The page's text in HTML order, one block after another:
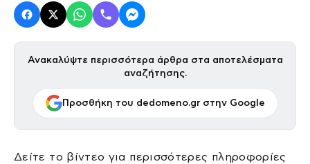
Ανακαλύψτε περισσότερα άρθρα στα αποτελέσματα
αναζήτησης.
Προσθήκη του dedomeno.gr στην Google
Δείτε το βίντεο για περισσότερες πληροφορίες